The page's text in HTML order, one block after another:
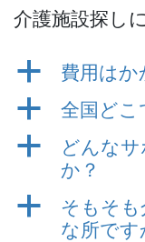
介護施設探し
a 費用はか
a 全国どこ
a
どんな
か？
a
そもそも
な所です